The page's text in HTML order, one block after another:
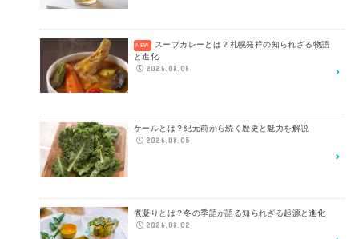
スープカレーとは？札幌発祥の知られざる物語
と進化
2026.08.06
ケールとは？紀元前から続く歴史と魅力を解説
2026.08.05
煮凝りとは？冬の季語が語る知られざる起源と進化
2026.08.02